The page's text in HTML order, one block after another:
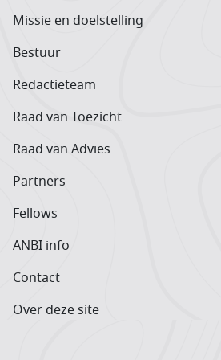
Missie en doelstelling
Bestuur
Redactieteam
Raad van Toezicht
Raad van Advies
Partners
Fellows
ANBI info
Contact
Over deze site